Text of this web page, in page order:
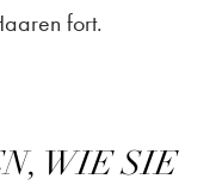
fort.
WIE SIE